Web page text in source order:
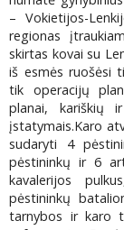
– Vokietijos-
regionas
skirtas kovai su
iš esmės ruošėsi
tik operacijų
planai, kariškių
įstatymais.Karo
sudaryti 4
pėstininkų ir 6
kavalerijos
pėstininkų
tarnybos ir karo